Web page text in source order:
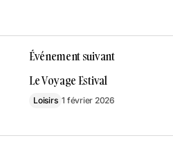
Événement suivant
Le Voyage Estival
Loisirs 1 février 2026